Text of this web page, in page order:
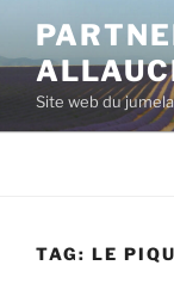
contenu
principalSite web du
TAG: LE